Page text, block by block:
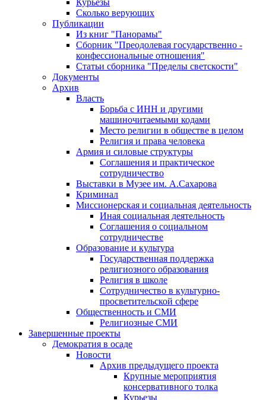
Курьезы
Сколько верующих
Публикации
Из книг "Панорамы"
Сборник "Преодолевая государственно -
конфессиональные отношения"
Статьи сборника "Пределы светскости"
Документы
Архив
Власть
Борьба с ИНН и другими
машиночитаемыми кодами
Место религии в обществе в целом
Религия и права человека
Армия и силовые структуры
Соглашения и практическое
сотрудничество
Выставки в Музее им. А.Сахарова
Криминал
Миссионерская и социальная деятельность
Иная социальная деятельность
Соглашения о социальном
сотрудничестве
Образование и культура
Государственная поддержка
религиозного образования
Религия в школе
Сотрудничество в культурно-
просветительской сфере
Общественность и СМИ
Религиозные СМИ
Завершенные проекты
Демократия в осаде
Новости
Архив предыдущего проекта
Крупные мероприятия
консервативного толка
Курьезы